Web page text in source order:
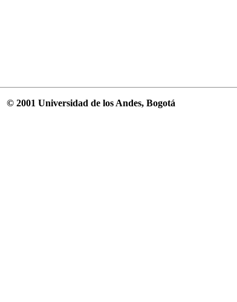
© 2001 Universidad de los Andes, Bogotá